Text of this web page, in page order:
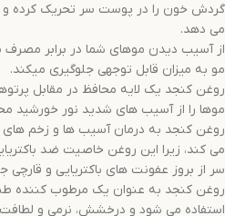
گردش خون را در پوست سر تحریک کرده و
می دهد.
از آسیب دیدن موهای شما در برابر
مو به میزان قابل توجهی جلوگیری میکند.
روغن کنجد یک لایه محافظ در مقابل
موها را از آسیب های شدید نور خورشید
روغن کنجد به درمان آسیب ها و زخم
می کند، زیرا این روغن خاصیت ضد
سر از بروز عفونت های باکتریایی و قارچی
روغن کنجد به عنوان یک مرطوب کننده
استفاده می شود و درخشش، نرمی و